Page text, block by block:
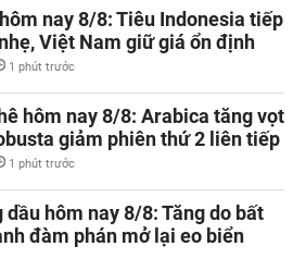
nay 8/8: Tiêu Indonesia tiếp
Việt Nam giữ giá ổn định
1 phút trước
hôm nay 8/8: Arabica tăng vọt
giảm phiên thứ 2 liên tiếp
1 phút trước
dầu hôm nay 8/8: Tăng do bất
đàm phán mở lại eo biển